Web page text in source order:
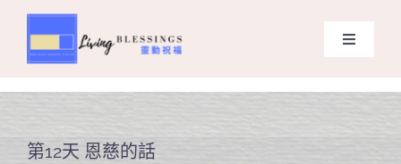
Skip
Toggle
關於我們
第12天 恩慈的話